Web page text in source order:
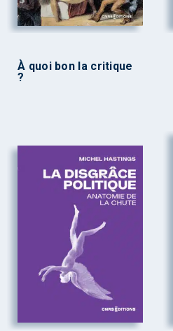
À quoi bon la critique
?